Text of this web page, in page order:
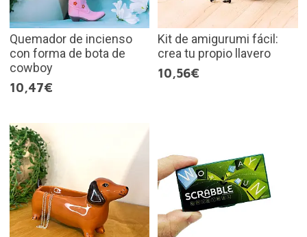
Quemador de incienso
con forma de bota de
cowboy
10,47€
Kit de amigurumi fácil:
crea tu propio llavero
10,56€